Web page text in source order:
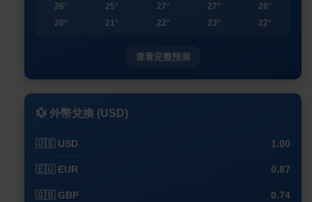
26°
20°
25°
21°
27°
22°
27°
23°
28°
22°
查看完整預測
💱 外幣兌換 (USD)
🇺🇸 USD 1.00
🇪🇺 EUR 0.87
🇬🇧 GBP 0.74